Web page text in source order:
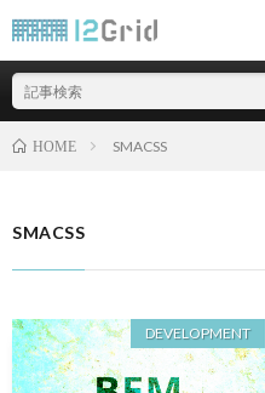
HOME SMACSS
SMACSS
DEVELOPMENT